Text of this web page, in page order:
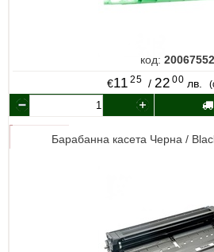
код: 20067552
€11 25 / 22 00 лв.
Барабанна касета Черна /